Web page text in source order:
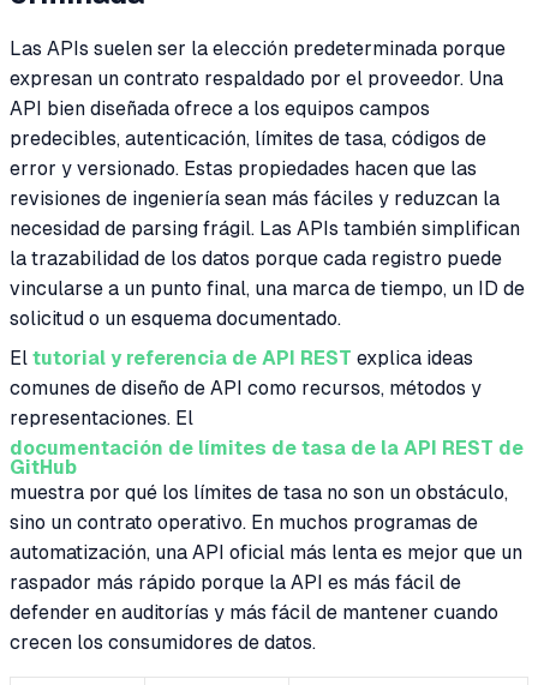
Las APIs suelen ser la elección predeterminada porque
expresan un contrato respaldado por el proveedor. Una
API bien diseñada ofrece a los equipos campos
predecibles, autenticación, límites de tasa, códigos de
error y versionado. Estas propiedades hacen que las
revisiones de ingeniería sean más fáciles y reduzcan la
necesidad de parsing frágil. Las APIs también simplifican
la trazabilidad de los datos porque cada registro puede
vincularse a un punto final, una marca de tiempo, un ID de
solicitud o un esquema documentado.
El tutorial y referencia de API REST explica ideas
comunes de diseño de API como recursos, métodos y
representaciones. El
documentación de límites de tasa de la API REST de
GitHub
muestra por qué los límites de tasa no son un obstáculo,
sino un contrato operativo. En muchos programas de
automatización, una API oficial más lenta es mejor que un
raspador más rápido porque la API es más fácil de
defender en auditorías y más fácil de mantener cuando
crecen los consumidores de datos.